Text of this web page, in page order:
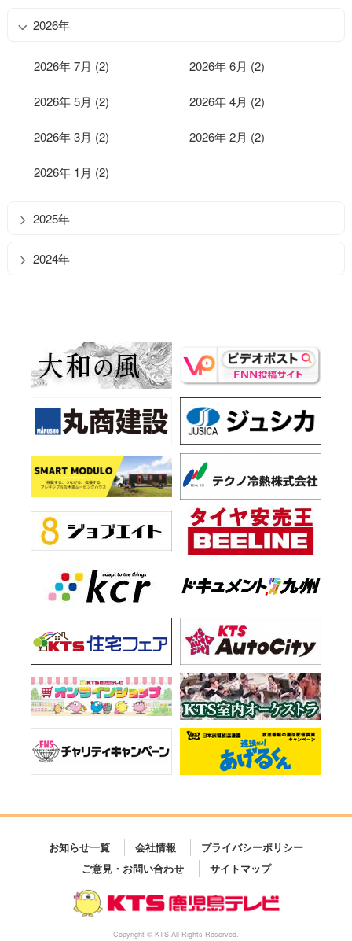
2026年
2026年 7月 (2) 2026年 6月 (2)
2026年 5月 (2) 2026年 4月 (2)
2026年 3月 (2) 2026年 2月 (2)
2026年 1月 (2)
2025年
2024年
お知らせ一覧 会社情報
プライバシーポリシー
ご意見・お問い合わせ
サイトマップ
Copyright © KTS All Rights Reserved.